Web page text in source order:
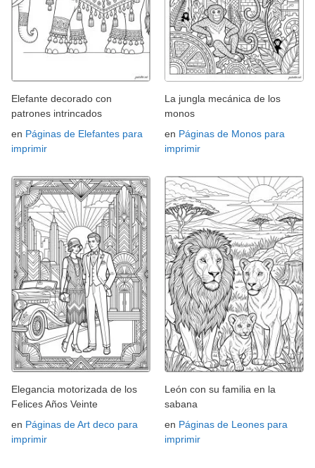
Elefante decorado con
patrones intrincados
en Páginas de Elefantes para
imprimir
La jungla mecánica de los
monos
en Páginas de Monos para
imprimir
Elegancia motorizada de los
Felices Años Veinte
en Páginas de Art deco para
imprimir
León con su familia en la
sabana
en Páginas de Leones para
imprimir